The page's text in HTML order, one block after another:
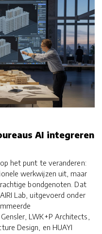
AI integreren
het punt te veranderen:
werkwijzen uit, maar
bondgenoten. Dat
Lab, uitgevoerd onder
LWK+P Architects,
Design, en HUAYI